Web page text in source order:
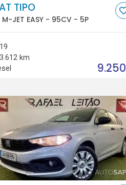
TIPO
M-JET EASY - 95CV - 5P
km
9.250